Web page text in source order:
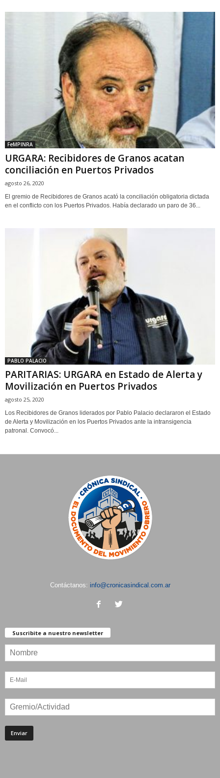
FeMPINRA
URGARA: Recibidores de Granos acatan
conciliación en Puertos Privados
agosto 26, 2020
El gremio de Recibidores de Granos acató la conciliación obligatoria dictada
en el conflicto con los Puertos Privados. Había declarado un paro de 36...
PABLO PALACIO
PARITARIAS: URGARA en Estado de Alerta y
Movilización en Puertos Privados
agosto 25, 2020
Los Recibidores de Granos liderados por Pablo Palacio declararon el Estado
de Alerta y Movilización en los Puertos Privados ante la intransigencia
patronal. Convocó...
Contáctanos: info@cronicasindical.com.ar
Suscribite a nuestro newsletter